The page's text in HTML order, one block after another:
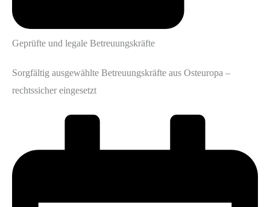
Geprüfte und legale Betreuungskräfte
Sorgfältig ausgewählte Betreuungskräfte aus Osteuropa –
rechtssicher eingesetzt